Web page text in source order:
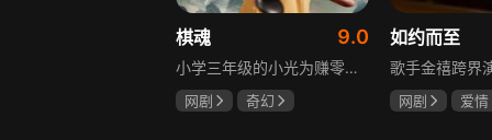
棋魂 9.0
小学三年级的小光为赚零用钱到爷爷家寻宝，偶然翻出旧棋盘，接触棋盘的一瞬间，附身棋盘中的棋士褚嬴的灵魂进入了小光体内。后来小光在学校围棋会所结识少年天才小亮，为测试褚嬴实力，小光贸然与小亮对弈并小胜，他误以为褚嬴棋力平平，小亮却大受打击。数日后小亮再次挑战，再次惨败在褚嬴手下，二人从此成了相爱相杀的棋坛宿敌。在褚嬴指导下，小光进步神速，逐渐对围棋产生兴趣，最终在全国大赛与小亮激战中，褚嬴下出绝妙一局，小光却看出更高一着，终于在自己努力、褚嬴帮助和与小亮的磨练中，独立对弈，燃起真正的棋魂。
网剧
奇幻
如约而至
网剧
爱情